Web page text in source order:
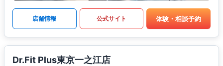
店舗情報 公式サイト 体験・相談予約
Dr.Fit Plus東京一之江店